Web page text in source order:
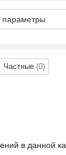
параметры
Частные (0)
в данной